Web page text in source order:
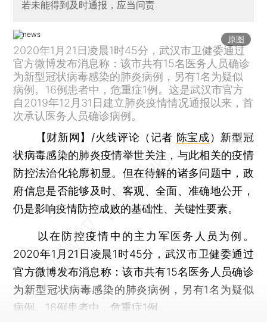
若未能得到及时通报，应当问责
原图
2020年1月21日凌晨1时45分，武汉市卫健委通过
官方微博发布消息称：该市共有15名医务人员确诊
为新型冠状病毒感染的肺炎病例，另有1名为疑似
病例。16例患者中，危重症1例。这是武汉市官方
自2019年12月31日建立肺炎疫情情况通报以来，首
次承认医务人员确诊病例。
【财新网】/火线评论（记者 陈宝成） 新型冠
状病毒感染的肺炎疫情举世关注，与此相关的疫情
防控法治化轮廓初显。但在待解的诸多问题中，政
府信息是否能够及时、客观、全面、准确地公开，
仍是影响疫情防控成败的基础性、关键性要素。
以在防控疫情中的主力军医务人员为例。
2020年1月21日凌晨1时45分，武汉市卫健委通过
官方微博发布消息称：该市共有15名医务人员确诊
为新型冠状病毒感染的肺炎病例，另有1名为疑似
病例。16例患者中，危重症1例。